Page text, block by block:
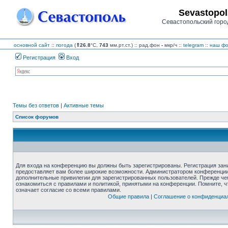
Севастопольский
основной сайт :: погода (⇑26.8°C, 743 мм.рт.ст.) :: рад.фон - мкр/ч :: telegram :: наш
Регистрация Вход
Темы без ответов | Активные темы
Список форумов
Для входа на конференцию вы должны быть зарегистрированы. Регистрация
предоставляет вам более широкие возможности. Администратором
дополнительные привилегии для зарегистрированных пользователей. Прежде
ознакомиться с правилами и политикой, принятыми на конференции. Помните,
означает согласие со всеми правилами.
Общие правила| Соглашение о